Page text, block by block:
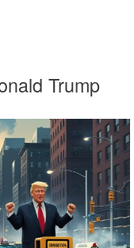
Trump